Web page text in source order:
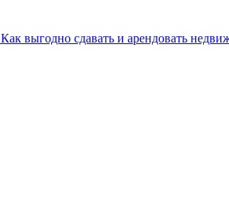
Как выгодно сдавать и арендовать